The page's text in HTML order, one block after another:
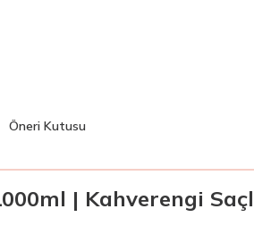
Öneri Kutusu
| Kahverengi